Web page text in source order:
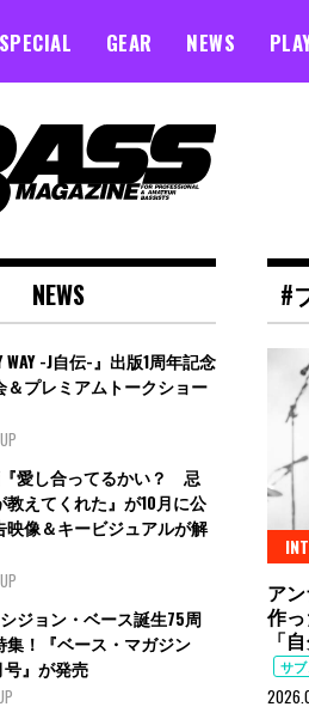
SPECIAL GEAR NEWS
#
ア
作
「
サ
NEWS
WAY -J自伝-』出版1周年記念
＆プレミアムトークショー
愛し合ってるかい？ 忌
教えてくれた』が10月に公
映像＆キービジュアルが解
ジョン・ベース誕生75周
集！『ベース・マガジン
』が発売